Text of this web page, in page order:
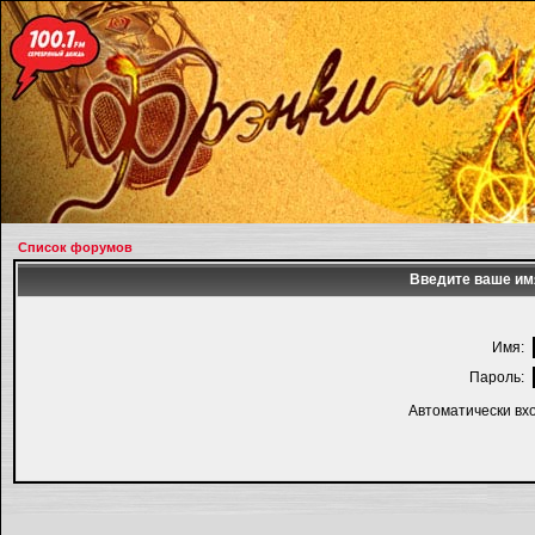
Список форумов
Введите ваше
Имя:
Пароль:
Автоматически